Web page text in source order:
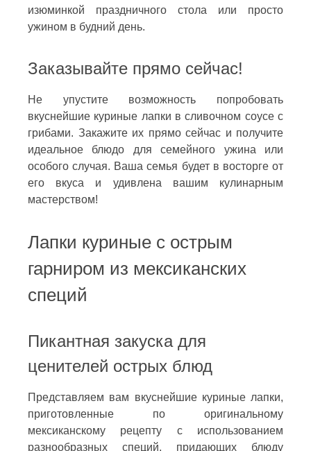
изюминкой праздничного стола или просто
ужином в будний день.
Заказывайте прямо сейчас!
Не упустите возможность попробовать
вкуснейшие куриные лапки в сливочном соусе с
грибами. Закажите их прямо сейчас и получите
идеальное блюдо для семейного ужина или
особого случая. Ваша семья будет в восторге от
его вкуса и удивлена вашим кулинарным
мастерством!
Лапки куриные с острым
гарниром из мексиканских
специй
Пикантная закуска для
ценителей острых блюд
Представляем вам вкуснейшие куриные лапки,
приготовленные по оригинальному
мексиканскому рецепту с использованием
разнообразных специй, придающих блюду